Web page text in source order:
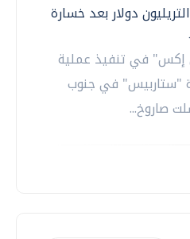
دولار بعد خسارة
في تنفيذ عملية
"ستاربيس" في جنوب
صاروخ...